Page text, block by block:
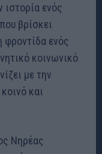
ιστορία ενός
βρίσκει
φροντίδα ενός
κοινωνικό
με την
και
Νηρέας